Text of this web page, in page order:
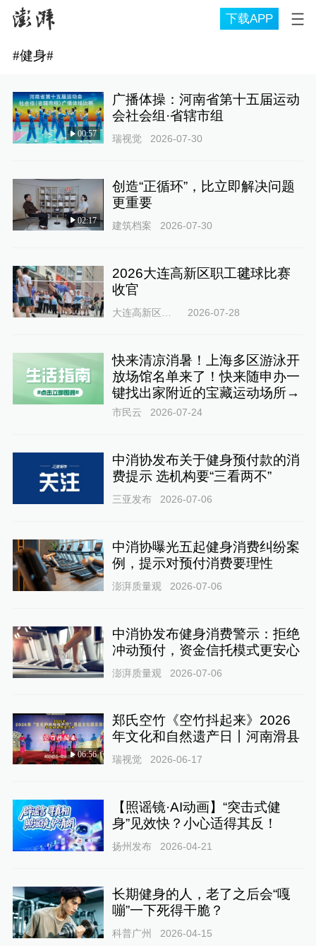
下载APP
#健身#
00:57
广播体操：河南省第十五届运动
会社会组·省辖市组
瑞视觉 2026-07-30
02:17
创造“正循环”，比立即解决问题
更重要
建筑档案 2026-07-30
2026大连高新区职工毽球比赛
收官
2026-07-28
快来清凉消暑！上海多区游泳开
放场馆名单来了！快来随申办一
键找出家附近的宝藏运动场所→
市民云 2026-07-24
中消协发布关于健身预付款的消
费提示 选机构要“三看两不”
三亚发布 2026-07-06
中消协曝光五起健身消费纠纷案
例，提示对预付消费要理性
澎湃质量观 2026-07-06
中消协发布健身消费警示：拒绝
冲动预付，资金信托模式更安心
澎湃质量观 2026-07-06
06:56
郑氏空竹《空竹抖起来》2026
年文化和自然遗产日丨河南滑县
瑞视觉 2026-06-17
【照谣镜·AI动画】“突击式健
身”见效快？小心适得其反！
扬州发布 2026-04-21
长期健身的人，老了之后会“嘎
嘣”一下死得干脆？
科普广州 2026-04-15